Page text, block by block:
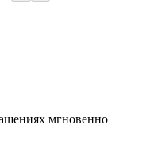
мгновенно